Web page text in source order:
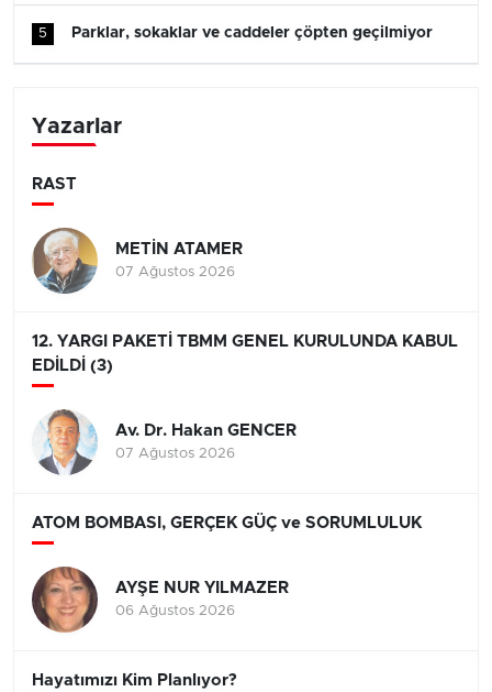
5 Parklar, sokaklar ve caddeler çöpten geçilmiyor
Yazarlar
RAST
METİN ATAMER
07 Ağustos 2026
12. YARGI PAKETİ TBMM GENEL KURULUNDA KABUL
EDİLDİ (3)
Av. Dr. Hakan GENCER
07 Ağustos 2026
ATOM BOMBASI, GERÇEK GÜÇ ve SORUMLULUK
AYŞE NUR YILMAZER
06 Ağustos 2026
Hayatımızı Kim Planlıyor?